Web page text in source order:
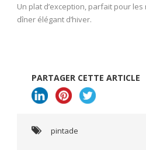
Un plat d’exception, parfait pour
dîner élégant d’hiver.
PARTAGER CETTE ARTICLE
pintade